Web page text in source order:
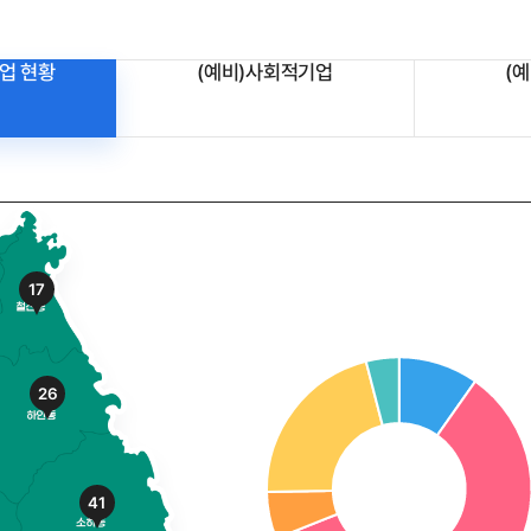
현황 (예비)사회적기업 (
17
26
41